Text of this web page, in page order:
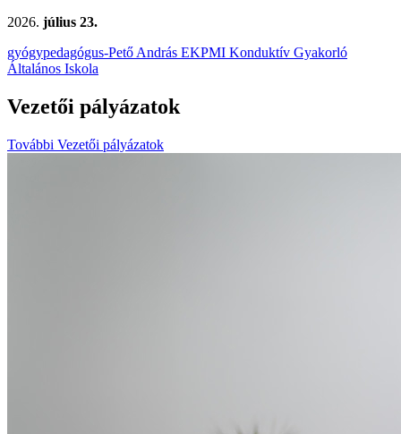
2026. július 23.
gyógypedagógus-Pető András EKPMI Konduktív Gyakorló
Általános Iskola
Vezetői pályázatok
További Vezetői pályázatok